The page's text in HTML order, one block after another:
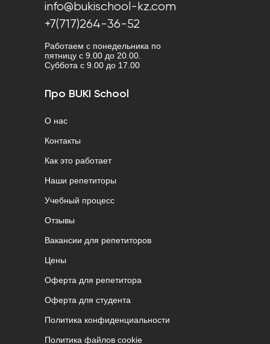
info@bukischool-kz.com
+7(717)264-36-52
Работаем с понедельника по
пятницу с 9.00 до 20.00.
Cуббота с 9.00 до 17.00
Про BUKI School
О нас
Контакты
Как это работает
Наши репетиторы
Учебный процесс
Отзывы
Вакансии для репетиторов
Цены
Оферта для репетитора
Оферта для студента
Политика конфиденциальности
Политика файлов cookie